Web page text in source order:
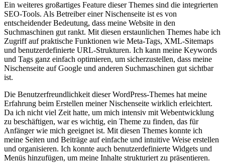
Ein weiteres großartiges Feature dieser Themes sind die integrierten
SEO-Tools. Als Betreiber einer Nischenseite ⁣ist es von⁤
entscheidender‌ Bedeutung, ‍dass meine Website in⁣ den
Suchmaschinen gut rankt. Mit diesen‍ erstaunlichen Themes habe ich
Zugriff auf praktische Funktionen wie Meta-Tags, XML-Sitemaps
und‍ benutzerdefinierte URL-Strukturen. Ich kann meine Keywords
und Tags ‌ganz einfach optimieren,⁢ um sicherzustellen, ​dass meine
Nischenseite ​auf Google⁢ und anderen Suchmaschinen gut sichtbar
ist.
Die Benutzerfreundlichkeit dieser WordPress-Themes hat meine
Erfahrung beim Erstellen⁢ meiner Nischenseite ​wirklich erleichtert.
Da ich nicht viel Zeit hatte, um mich intensiv mit ‌Webentwicklung
zu​ beschäftigen, war es wichtig, ⁢ein⁢ Theme zu ‍finden, ‍das für
Anfänger ⁣wie⁤ mich geeignet ist. ​Mit diesen Themes konnte ich
⁢meine Seiten ⁣und Beiträge auf einfache und intuitive Weise erstellen
und organisieren. Ich konnte auch benutzerdefinierte ‍Widgets und
Menüs hinzufügen, ⁣um meine Inhalte strukturiert zu präsentieren.